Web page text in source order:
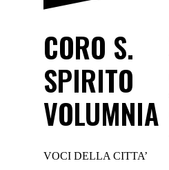
CORO S.
SPIRITO
VOLUMNIA
VOCI DELLA CITTA’